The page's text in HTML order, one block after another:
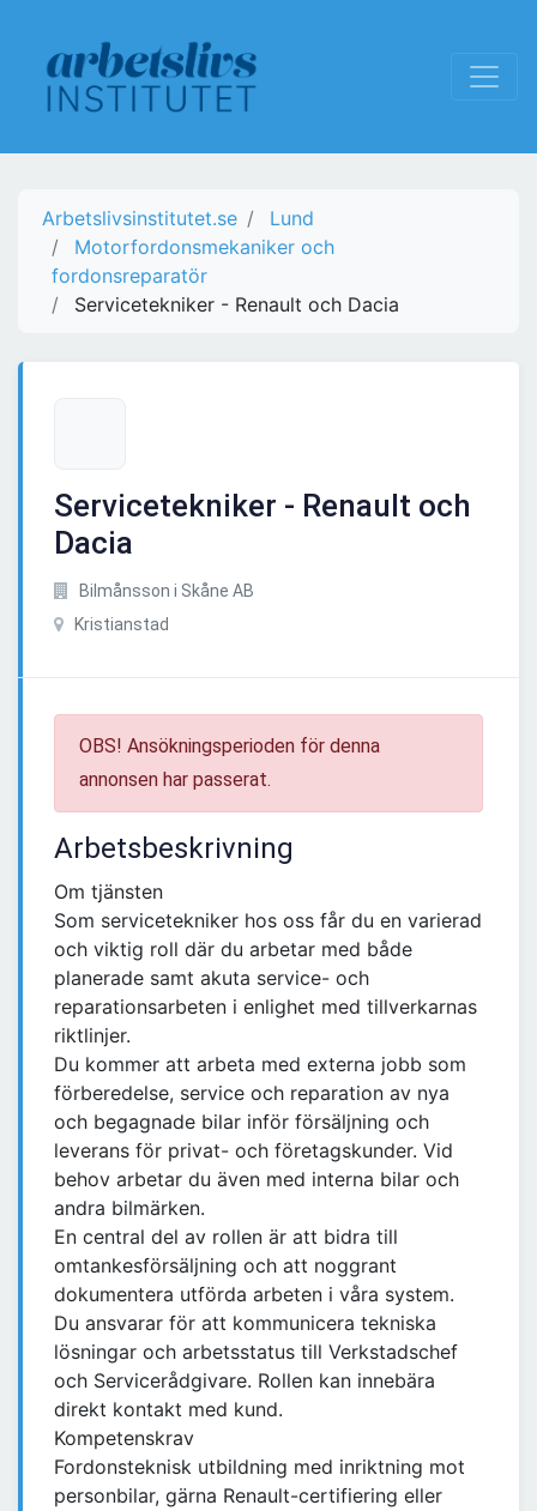
Arbetslivsinstitutet.se
Lund
Motorfordonsmekaniker och
fordonsreparatör
Servicetekniker - Renault och Dacia
Servicetekniker - Renault och
Dacia
Bilmånsson i Skåne AB
Kristianstad
OBS! Ansökningsperioden för denna
annonsen har passerat.
Arbetsbeskrivning
Om tjänsten
Som servicetekniker hos oss får du en varierad
och viktig roll där du arbetar med både
planerade samt akuta service- och
reparationsarbeten i enlighet med tillverkarnas
riktlinjer.
Du kommer att arbeta med externa jobb som
förberedelse, service och reparation av nya
och begagnade bilar inför försäljning och
leverans för privat- och företagskunder. Vid
behov arbetar du även med interna bilar och
andra bilmärken.
En central del av rollen är att bidra till
omtankesförsäljning och att noggrant
dokumentera utförda arbeten i våra system.
Du ansvarar för att kommunicera tekniska
lösningar och arbetsstatus till Verkstadschef
och Servicerådgivare. Rollen kan innebära
direkt kontakt med kund.
Kompetenskrav
Fordonsteknisk utbildning med inriktning mot
personbilar, gärna Renault-certifiering eller